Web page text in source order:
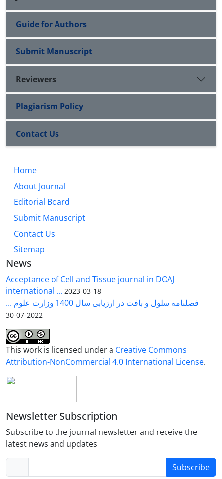
Guide for Authors
Submit Manuscript
Reviewers
Plagiarism Policy
Contact Us
Home
About Journal
Editorial Board
Submit Manuscript
Contact Us
Sitemap
News
Acceptance of Cell and Tissue journal in DOAJ
international ... 2023-03-18
فصلنامه سلول و بافت در ارزیابی سال 1400 وزارت علوم ...
2022-07-30
This work is licensed under a Creative Commons
Attribution-NonCommercial 4.0 International License.
Newsletter Subscription
Subscribe to the journal newsletter and receive the
latest news and updates
Subscribe